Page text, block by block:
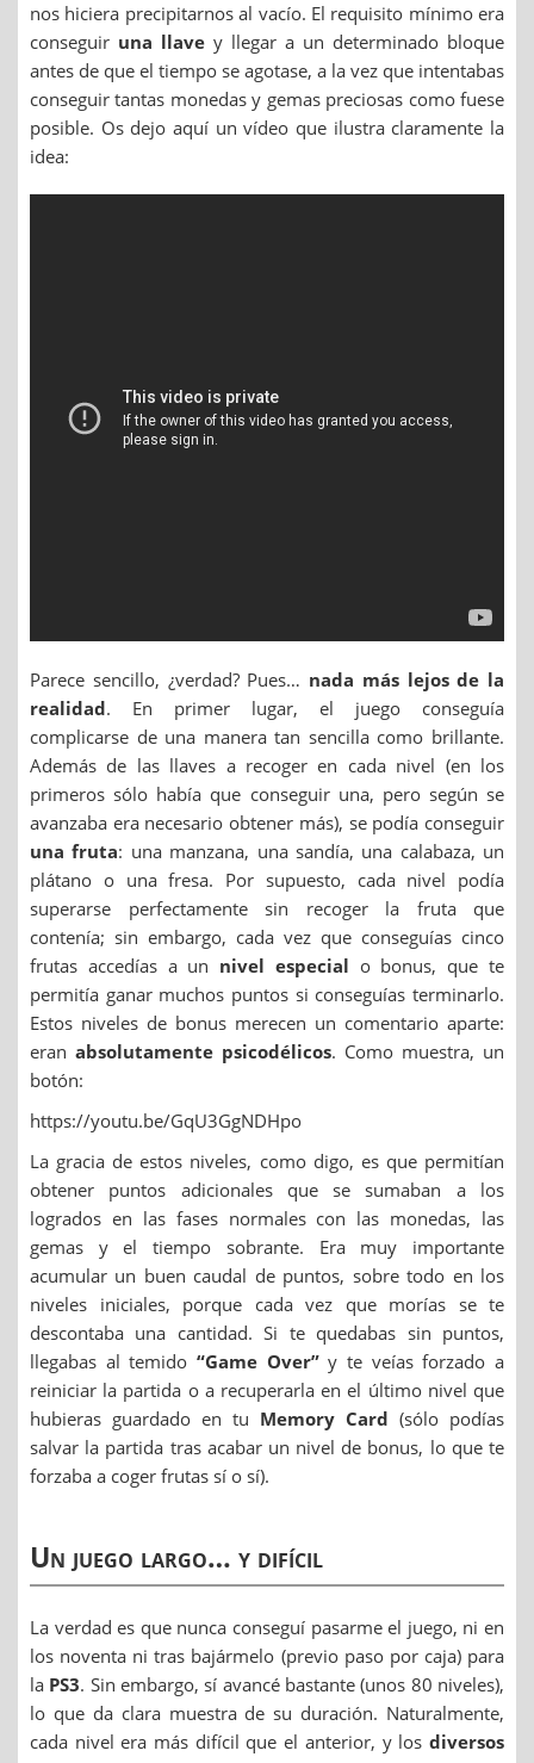
nos hiciera precipitarnos al vacío. El requisito mínimo era
conseguir una llave y llegar a un determinado bloque
antes de que el tiempo se agotase, a la vez que intentabas
conseguir tantas monedas y gemas preciosas como fuese
posible. Os dejo aquí un vídeo que ilustra claramente la
idea:
Parece sencillo, ¿verdad? Pues… nada más lejos de la
realidad. En primer lugar, el juego conseguía
complicarse de una manera tan sencilla como brillante.
Además de las llaves a recoger en cada nivel (en los
primeros sólo había que conseguir una, pero según se
avanzaba era necesario obtener más), se podía conseguir
una fruta: una manzana, una sandía, una calabaza, un
plátano o una fresa. Por supuesto, cada nivel podía
superarse perfectamente sin recoger la fruta que
contenía; sin embargo, cada vez que conseguías cinco
frutas accedías a un nivel especial o bonus, que te
permitía ganar muchos puntos si conseguías terminarlo.
Estos niveles de bonus merecen un comentario aparte:
eran absolutamente psicodélicos. Como muestra, un
botón:
https://youtu.be/GqU3GgNDHpo
La gracia de estos niveles, como digo, es que permitían
obtener puntos adicionales que se sumaban a los
logrados en las fases normales con las monedas, las
gemas y el tiempo sobrante. Era muy importante
acumular un buen caudal de puntos, sobre todo en los
niveles iniciales, porque cada vez que morías se te
descontaba una cantidad. Si te quedabas sin puntos,
llegabas al temido “Game Over”y te veías forzado a
reiniciar la partida o a recuperarla en el último nivel que
hubieras guardado en tu Memory Card (sólo podías
salvar la partida tras acabar un nivel de bonus, lo que te
forzaba a coger frutas sí o sí).
Un juego largo… y difícil
La verdad es que nunca conseguí pasarme el juego, ni en
los noventa ni tras bajármelo (previo paso por caja) para
la PS3. Sin embargo, sí avancé bastante (unos 80 niveles),
lo que da clara muestra de su duración. Naturalmente,
cada nivel era más difícil que el anterior, y los diversos